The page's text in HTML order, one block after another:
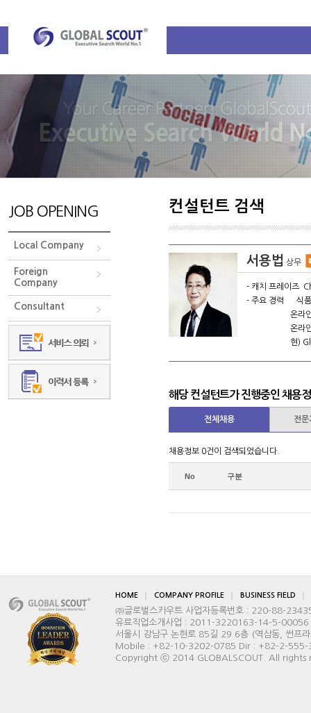
JOB OPENING
Local Company
Foreign
Company
Consultant
컨설턴트 검색
서용법 상무
- 캐치 프레이즈
- 주요 경력 식품
온라인,오
온라인 마
현)
해당 컨설턴트가 진행중인 채용
전체채용 전문
채용정보 0건이 검색되었습니다.
No 구분
HOME COMPANY PROFILE BUSINESS FIELD
㈜글로벌스카우트 사업자등록번호 : 220-88-
유료직업소개사업 : 2011-3220163-14-5-
서울시 강남구 논현로 85길 29 6층 (역삼동, 썬
Mobile : +82-10-3202-0785 Dir : +82-2-
Copyright ⓒ 2014 GLOBALSCOUT. All rights